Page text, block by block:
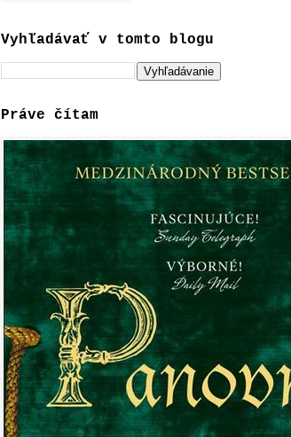
Vyhľadávať v tomto blogu
Práve čítam